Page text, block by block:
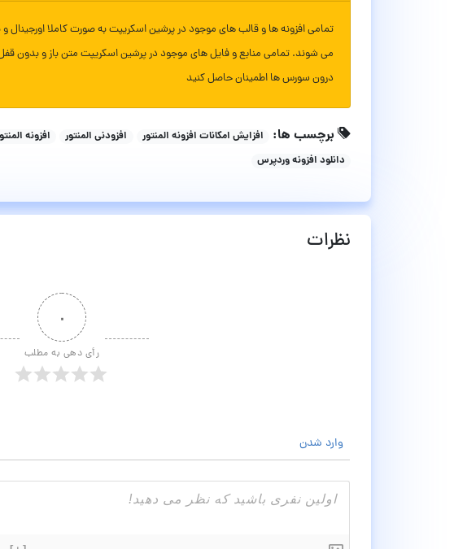
تمامی افزونه ها و قالب های موجود در پرشین اسکریپت به صورت کاملا
می شوند. تمامی منابع و فایل های موجود در پرشین اسکریپت متن باز و بدون
درون سورس ها اطمینان حاصل کنید
برچسب ها: افزایش امکانات افزونه المنتور افزودنی المنتور افزونه
دانلود افزونه وردپرس
نظرات
۰
رأی دهی به مطلب
وارد شدن